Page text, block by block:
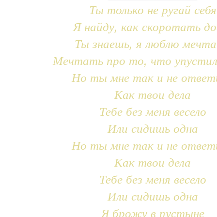
Ты только не ругай себя
Я найду, как скоротать
Ты знаешь, я люблю
Мечтать про то, что
Но ты мне так и не
Как твои дела
Тебе без меня весело
Или сидишь одна
Но ты мне так и не
Как твои дела
Тебе без меня весело
Или сидишь одна
Я брожу в пустыне